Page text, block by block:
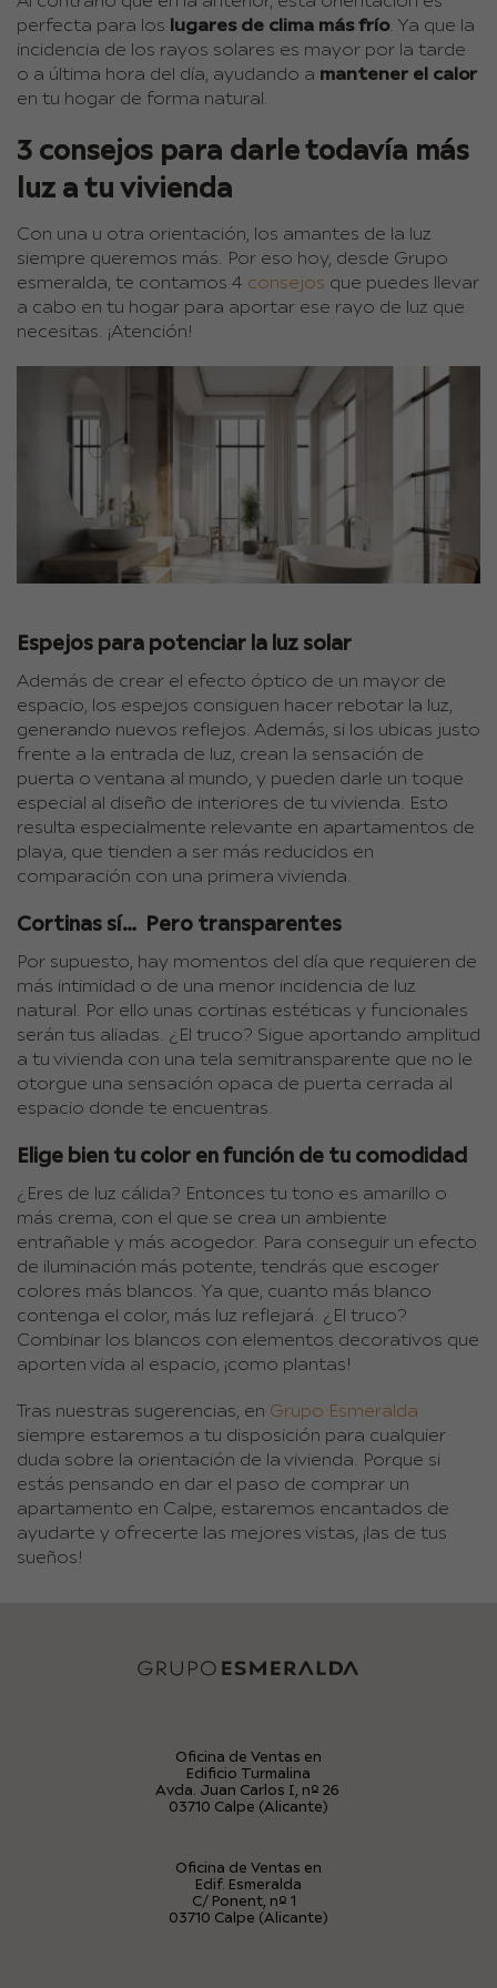
perfecta para los lugares de clima más frío. Ya que la
incidencia de los rayos solares es mayor por la tarde
o a última hora del día, ayudando a mantener el calor
en tu hogar de forma natural.
3 consejos para darle todavía más
luz a tu vivienda
Con una u otra orientación, los amantes de la luz
siempre queremos más. Por eso hoy, desde Grupo
esmeralda, te contamos 4 consejos que puedes llevar
a cabo en tu hogar para aportar ese rayo de luz que
necesitas. ¡Atención!
Espejos para potenciar la luz solar
Además de crear el efecto óptico de un mayor de
espacio, los espejos consiguen hacer rebotar la luz,
generando nuevos reflejos. Además, si los ubicas justo
frente a la entrada de luz, crean la sensación de
puerta o ventana al mundo, y pueden darle un toque
especial al diseño de interiores de tu vivienda. Esto
resulta especialmente relevante en apartamentos de
playa, que tienden a ser más reducidos en
comparación con una primera vivienda.
Cortinas sí… Pero transparentes
Por supuesto, hay momentos del día que requieren de
más intimidad o de una menor incidencia de luz
natural. Por ello unas cortinas estéticas y funcionales
serán tus aliadas. ¿El truco? Sigue aportando amplitud
a tu vivienda con una tela semitransparente que no le
otorgue una sensación opaca de puerta cerrada al
espacio donde te encuentras.
Elige bien tu color en función de tu comodidad
¿Eres de luz cálida? Entonces tu tono es amarillo o
más crema, con el que se crea un ambiente
entrañable y más acogedor. Para conseguir un efecto
de iluminación más potente, tendrás que escoger
colores más blancos. Ya que, cuanto más blanco
contenga el color, más luz reflejará. ¿El truco?
Combinar los blancos con elementos decorativos que
aporten vida al espacio, ¡como plantas!
Tras nuestras sugerencias, en Grupo Esmeralda
siempre estaremos a tu disposición para cualquier
duda sobre la orientación de la vivienda. Porque si
estás pensando en dar el paso de comprar un
apartamento en Calpe, estaremos encantados de
ayudarte y ofrecerte las mejores vistas, ¡las de tus
sueños!
Oficina de Ventas en
Edificio Turmalina
Avda. Juan Carlos I, nº 26
03710 Calpe (Alicante)
Oficina de Ventas en
Edif. Esmeralda
C/ Ponent, nº 1
03710 Calpe (Alicante)